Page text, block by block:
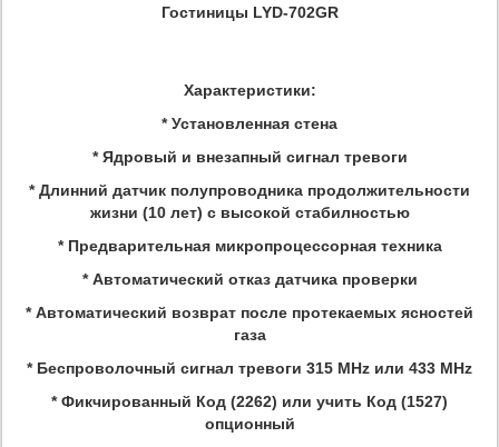
Гостиницы LYD-702GR
Характеристики:
* Установленная стена
* Ядровый и внезапный сигнал тревоги
* Длинний датчик полупроводника продолжительности
жизни (10 лет) с высокой стабилностью
* Предварительная микропроцессорная техника
* Автоматический отказ датчика проверки
* Автоматический возврат после протекаемых ясностей
газа
* Беспроволочный сигнал тревоги 315 MHz или 433 MHz
* Фикчированный Код (2262) или учить Код (1527)
опционный